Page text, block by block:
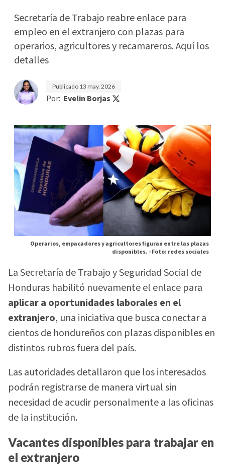
Secretaría de Trabajo reabre enlace para
empleo en el extranjero con plazas para
operarios, agricultores y recamareros. Aquí los
detalles
Publicado 13 may. 2026
Por: Evelin Borjas
Operarios, empacadores y agricultores figuran entre las plazas
disponibles. -Foto: redes sociales
La Secretaría de Trabajo y Seguridad Social de
Honduras habilitó nuevamente el enlace para
aplicar a oportunidades laborales en el
extranjero, una iniciativa que busca conectar a
cientos de hondureños con plazas disponibles en
distintos rubros fuera del país.
Las autoridades detallaron que los interesados
podrán registrarse de manera virtual sin
necesidad de acudir personalmente a las oficinas
de la institución.
Vacantes disponibles para trabajar en
el extranjero